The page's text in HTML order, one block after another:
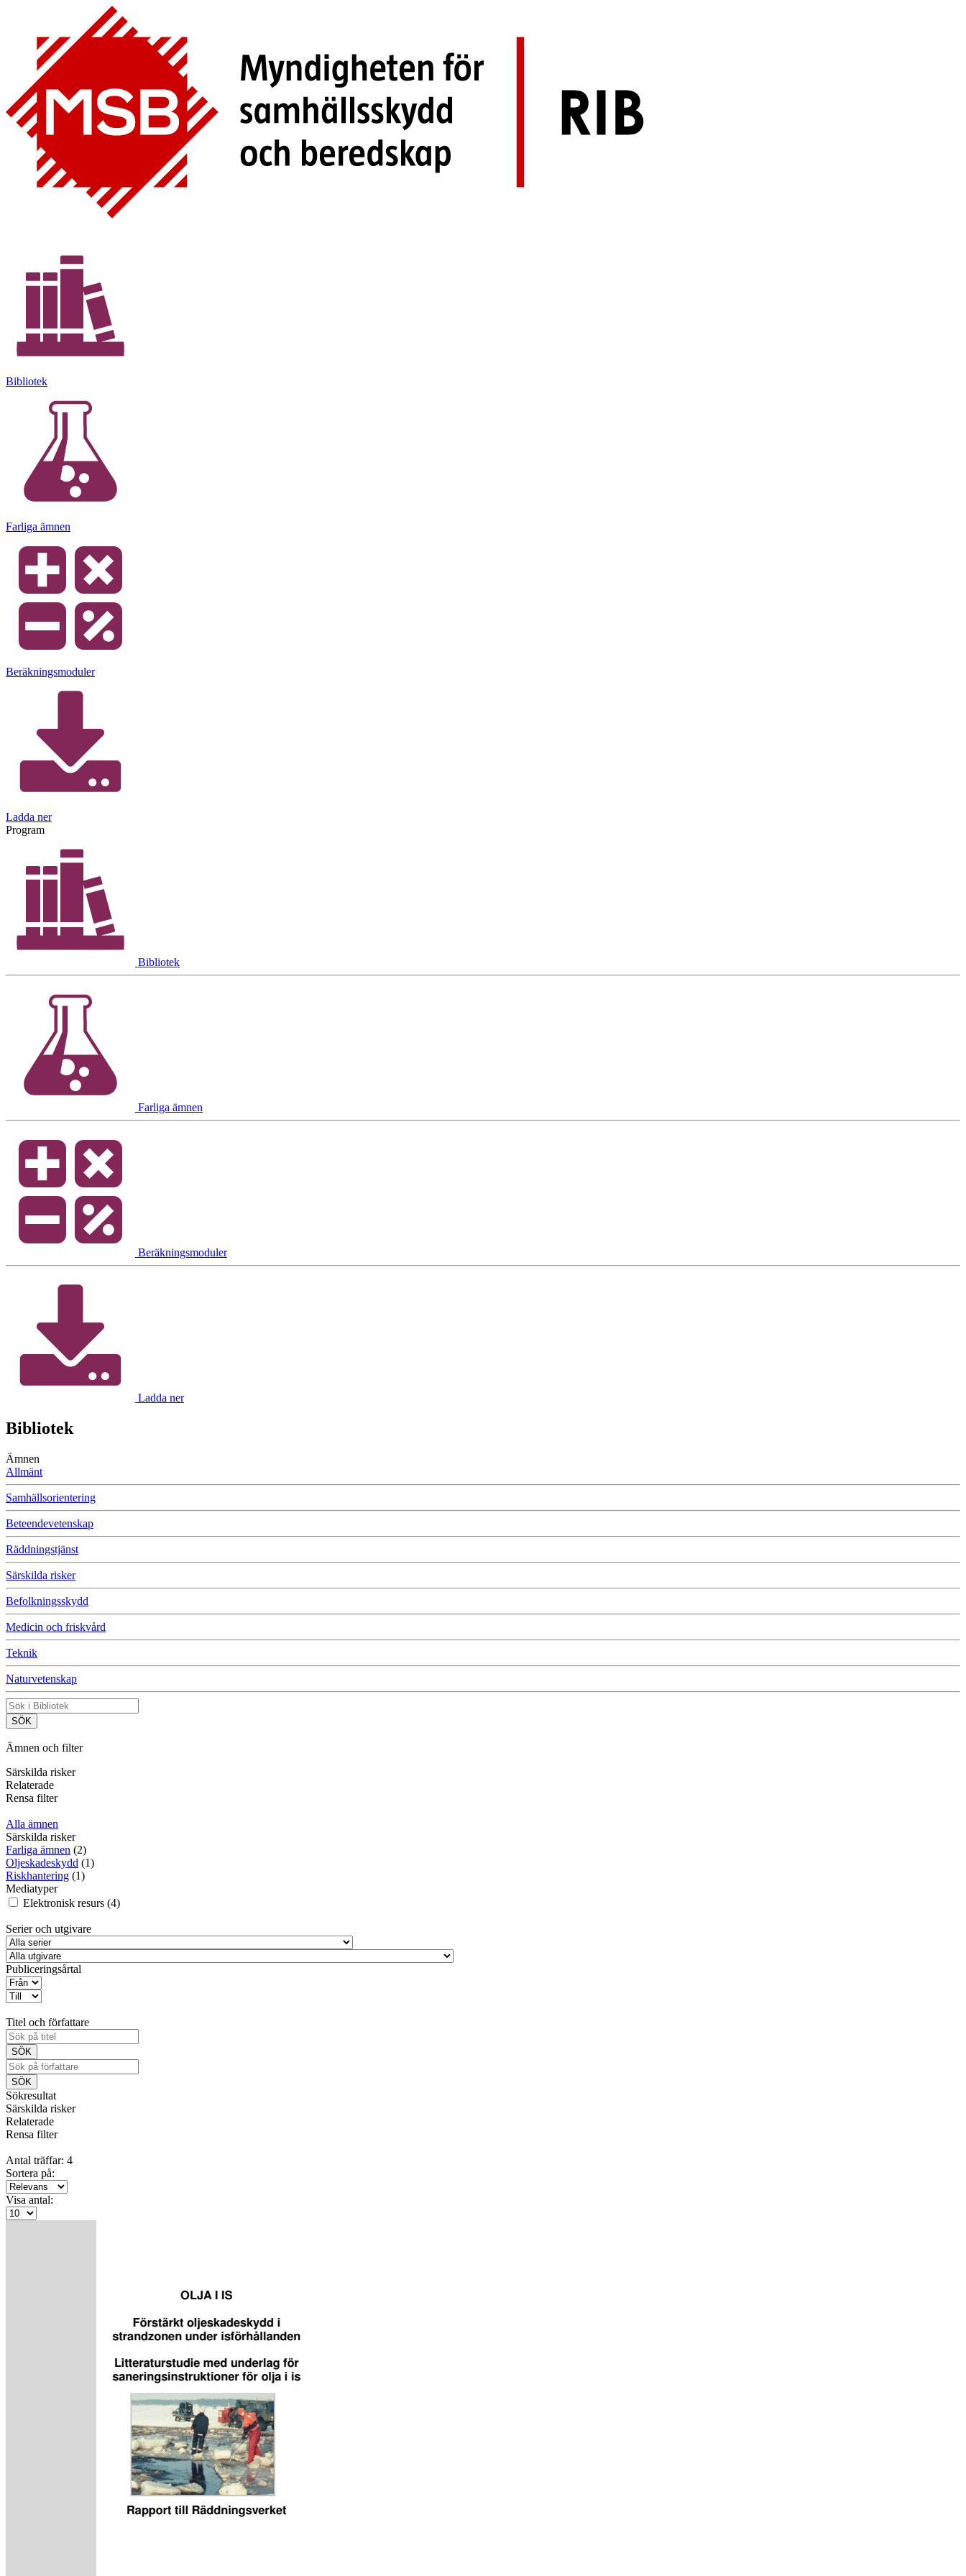
Bibliotek
Farliga ämnen
Beräkningsmoduler
Ladda ner
Program
Bibliotek
Farliga ämnen
Beräkningsmoduler
Ladda ner
Bibliotek
Ämnen
Allmänt
Samhällsorientering
Beteendevetenskap
Räddningstjänst
Särskilda risker
Befolkningsskydd
Medicin och friskvård
Teknik
Naturvetenskap
Ämnen och filter
Särskilda risker
Relaterade
Rensa filter
Alla ämnen
Särskilda risker
Farliga ämnen (2)
Oljeskadeskydd (1)
Riskhantering (1)
Mediatyper
Elektronisk resurs (4)
Serier och utgivare
Publiceringsårtal
Titel och författare
Sökresultat
Särskilda risker
Relaterade
Rensa filter
Antal träffar: 4
Sortera på:
Visa antal: